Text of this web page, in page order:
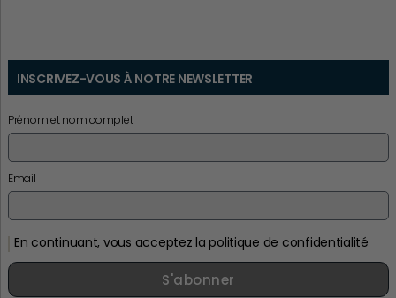
INSCRIVEZ-VOUS À NOTRE NEWSLETTER
Prénom et nom complet
Email
En continuant, vous acceptez la politique de confidentialité
S'abonner